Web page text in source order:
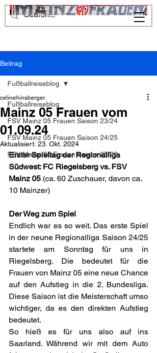
Beitrag
Fußballreiseblog
FSV Mainz 05 Frauen Saison 23/24
FSV Mainz 05 Frauen Saison 24/25
FSV Mainz 05 Frauen Saison 25/26
Fußballreiseblog
Mainz 05 Frauen vom
01.09.24
celinehinsberger
Aktualisiert: 23. Okt. 2024
Erster Spieltag der Regionalliga
Südwest: FC Riegelsberg vs. FSV
Mainz 05 (ca. 60 Zuschauer, davon ca.
10 Mainzer)
Der Weg zum Spiel
Endlich war es so weit. Das erste Spiel
in der neune Regionalliga Saison 24/25
startete am Sonntag für uns in
Riegelsberg. Die bedeutet für die
Frauen von Mainz 05 eine neue Chance
auf den Aufstieg in die 2. Bundesliga.
Diese Saison ist die Meisterschaft umso
wichtiger, da es den direkten Aufstieg
bedeutet.
So hieß es für uns also auf ins
Saarland. Während wir mit dem Auto